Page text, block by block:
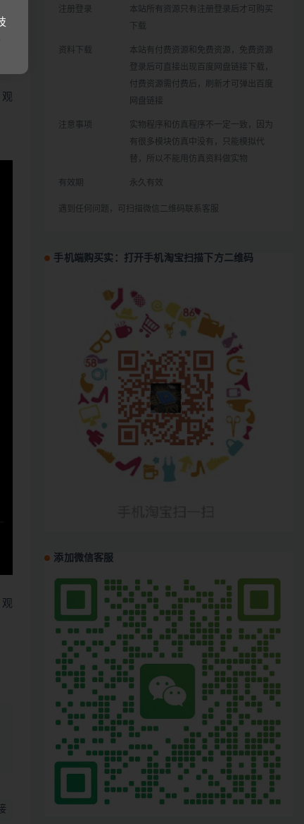
注册登录
本站所有资源只有注册登录后才可购买
下载
资料下载
本站有付费资源和免费资源，免费资源
登录后可直接出现百度网盘链接下载，
付费资源需付费后，刷新才可弹出百度
网盘链接
注意事项
实物程序和仿真程序不一定一致，因为
有很多模块仿真中没有，只能模拟代
替，所以不能用仿真资料做实物
有效期 永久有效
遇到任何问题，可扫描微信二维码联系客服
手机端购买实：打开手机淘宝扫描下方二维码
添加微信客服